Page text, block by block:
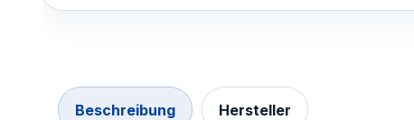
Beschreibung Hersteller